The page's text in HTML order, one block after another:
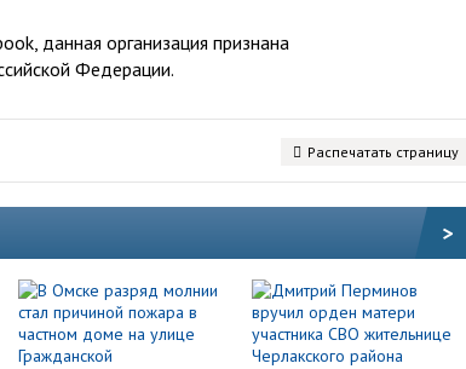
данная организация признана
Федерации.
Распечатать страницу
>